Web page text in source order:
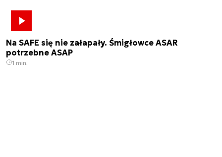
Na SAFE się nie załapały. Śmigłowce ASAR
potrzebne ASAP
1 min.